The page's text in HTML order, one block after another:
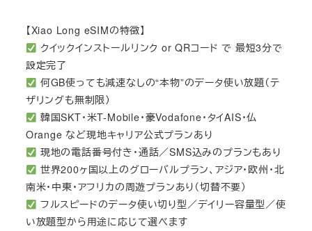
【Xiao Long eSIMの特徴】
クイックインストールリンク or QRコード で 最短3分で
設定完了
何GB使っても減速なしの“本物”のデータ使い放題（テ
ザリングも無制限）
韓国SKT・米T-Mobile・豪Vodafone・タイAIS・仏
Orange など現地キャリア公式プランあり
現地の電話番号付き・通話／SMS込みのプランもあり
世界200ヶ国以上のグローバルプラン、アジア・欧州・北
南米・中東・アフリカの周遊プランあり（切替不要）
フルスピードのデータ使い切り型／デイリー容量型／使
い放題型から用途に応じて選べます